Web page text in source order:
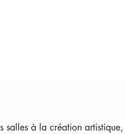
à la création